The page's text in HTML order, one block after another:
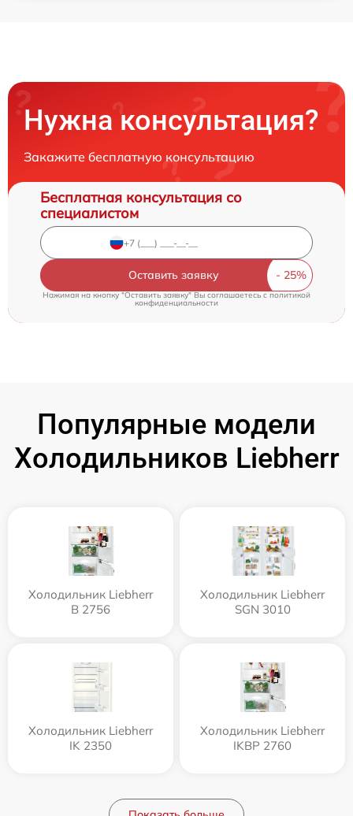
Нужна консультация?
Закажите бесплатную консультацию
Бесплатная консультация со
специалистом
Оставить заявку
Нажимая на кнопку "Оставить заявку" Вы соглашаетесь cполитикой
конфиденциальности
Популярные модели
Холодильников Liebherr
Холодильник Liebherr
B 2756
Холодильник Liebherr
SGN 3010
Холодильник Liebherr
IK 2350
Холодильник Liebherr
IKBP 2760